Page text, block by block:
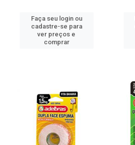
Faça seu login ou
cadastre-se para
ver preços e
comprar